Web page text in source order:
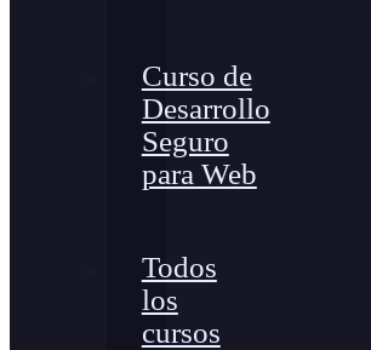
Curso de
Desarrollo
Seguro
para Web
Todos
los
cursos